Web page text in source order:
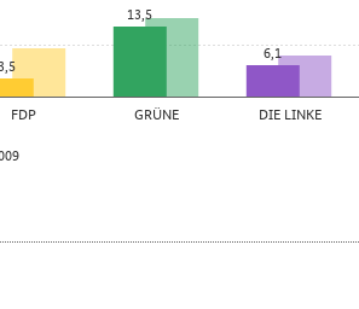
FDP GRÜNE DIE LINKE
3,5
13,5
6,1